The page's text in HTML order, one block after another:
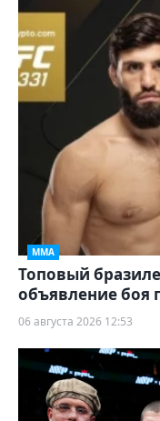
ММА
Топовый
объявление боя
06 августа 2026 12:53